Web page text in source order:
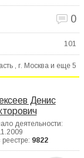
0
101
, г. Москва и еще 5
Денис
деятельности:
9822